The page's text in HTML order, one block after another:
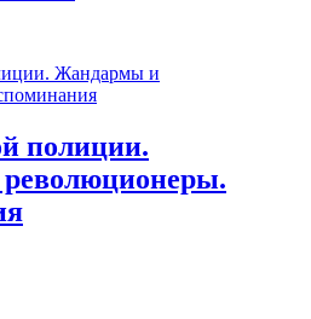
полиции.